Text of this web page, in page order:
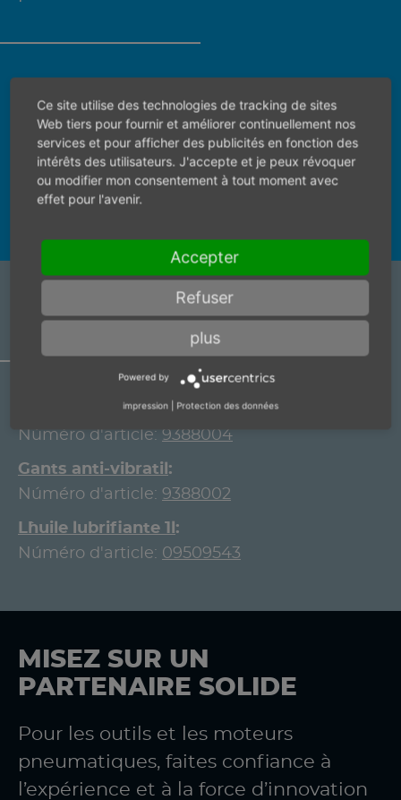
trouver la bonne personne de contact.
ARTICLE ACCESSORY
Gants anti-vibratil
Núméro d'article: 9388004
Gants anti-vibratil
Núméro d'article: 9388002
L`huile lubrifiante 1l
Núméro d'article: 09509543
MISEZ SUR UN
PARTENAIRE SOLIDE
Pour les outils et les moteurs
pneumatiques, faites confiance à
l’expérience et à la force d’innovation
Ce site utilise des technologies de tracking de sites
Web tiers pour fournir et améliorer continuellement nos
services et pour afficher des publicités en fonction des
intérêts des utilisateurs. J'accepte et je peux révoquer
ou modifier mon consentement à tout moment avec
effet pour l'avenir.
Accepter
Refuser
plus
Powered by
impression Protection des données